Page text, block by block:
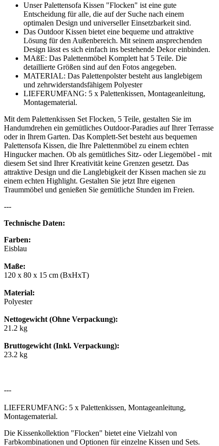
Unser Palettensofa Kissen "Flocken" ist eine gute
Entscheidung für alle, die auf der Suche nach einem
optimalen Design und universeller Einsetzbarkeit sind.
Das Outdoor Kissen bietet eine bequeme und attraktive
Lösung für den Außenbereich. Mit seinem ansprechenden
Design lässt es sich einfach ins bestehende Dekor einbinden.
MAßE: Das Palettenmöbel Komplett hat 5 Teile. Die
detaillierte Größen sind auf den Fotos angegeben.
MATERIAL: Das Palettenpolster besteht aus langlebigem
und zehrwiderstandsfähigem Polyester
LIEFERUMFANG: 5 x Palettenkissen, Montageanleitung,
Montagematerial.
Mit dem Palettenkissen Set Flocken, 5 Teile, gestalten Sie im
Handumdrehen ein gemütliches Outdoor-Paradies auf Ihrer Terrasse
oder in Ihrem Garten. Das Komplett-Set besteht aus bequemen
Palettensofa Kissen, die Ihre Palettenmöbel zu einem echten
Hingucker machen. Ob als gemütliches Sitz- oder Liegemöbel - mit
diesem Set sind Ihrer Kreativität keine Grenzen gesetzt. Das
attraktive Design und die Langlebigkeit der Kissen machen sie zu
einem echten Highlight. Gestalten Sie jetzt Ihre eigenen
Traummöbel und genießen Sie gemütliche Stunden im Freien.
---
Technische Daten:
Farben:
Eisblau
Maße:
120 x 80 x 15 cm (BxHxT)
Material:
Polyester
Nettogewicht (Ohne Verpackung):
21.2 kg
Bruttogewicht (Inkl. Verpackung):
23.2 kg
---
LIEFERUMFANG: 5 x Palettenkissen, Montageanleitung,
Montagematerial.
Die Kissenkollektion "Flocken" bietet eine Vielzahl von
Farbkombinationen und Optionen für einzelne Kissen und Sets.